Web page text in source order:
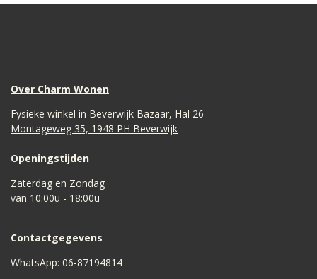
Over Charm Wonen
Fysieke winkel in Beverwijk Bazaar, Hal 26
Montageweg 35, 1948 PH Beverwijk
Openingstijden
Zaterdag en Zondag
van 10:00u - 18:00u
Contactgegevens
WhatsApp: 06-87194814